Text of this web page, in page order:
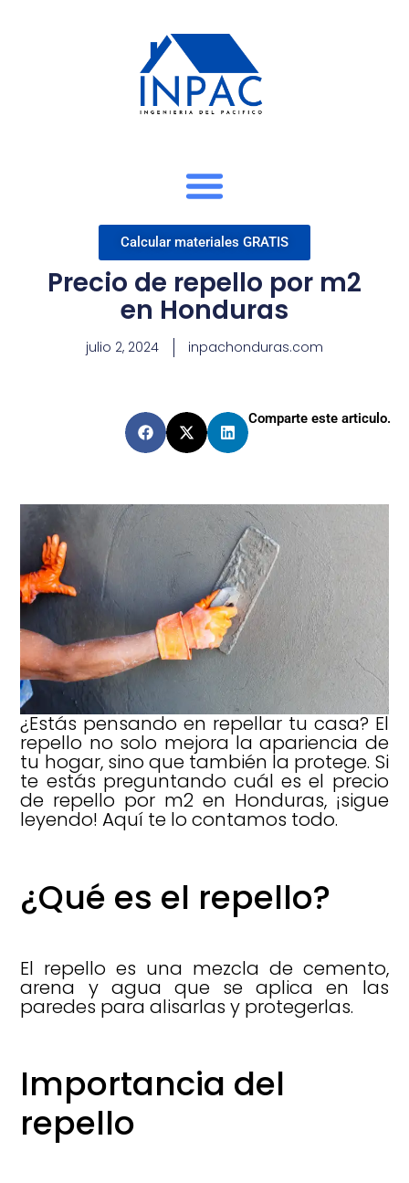
Calcular materiales GRATIS
Precio de repello por m2
en Honduras
julio 2, 2024 inpachonduras.com
Comparte este articulo.
¿Estás pensando en repellar tu casa? El
repello no solo mejora la apariencia de
tu hogar, sino que también la protege. Si
te estás preguntando cuál es el precio
de repello por m2 en Honduras, ¡sigue
leyendo! Aquí te lo contamos todo.
¿Qué es el repello?
El repello es una mezcla de cemento,
arena y agua que se aplica en las
paredes para alisarlas y protegerlas.
Importancia del
repello